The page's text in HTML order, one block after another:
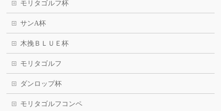
モリタゴルフ杯
サンA杯
木挽ＢＬＵＥ杯
モリタゴルフ
ダンロップ杯
モリタゴルフコンペ